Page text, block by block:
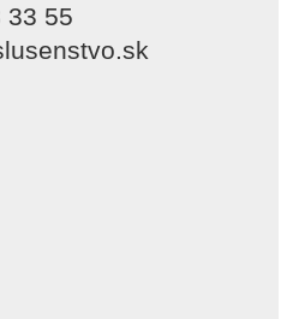
33 55